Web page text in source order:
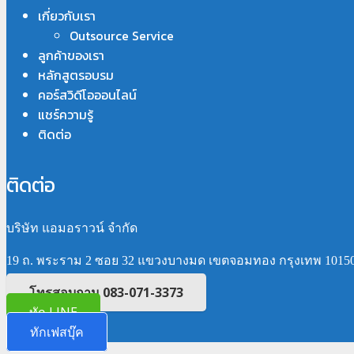
เกี่ยวกับเรา
Outsource Service
ลูกค้าของเรา
หลักสูตรอบรม
คอร์สวิดีโอออนไลน์
แชร์ความรู้
ติดต่อ
ติดต่อ
บริษัท แอมอราวน์ จำกัด
19 ถ. พระราม 2 ซอย 32 แขวงบางมด เขตจอมทอง กรุงเทพ
โทรสอบถาม 083-071-3373
ทัก LINE
ทักเฟสบุ๊ค